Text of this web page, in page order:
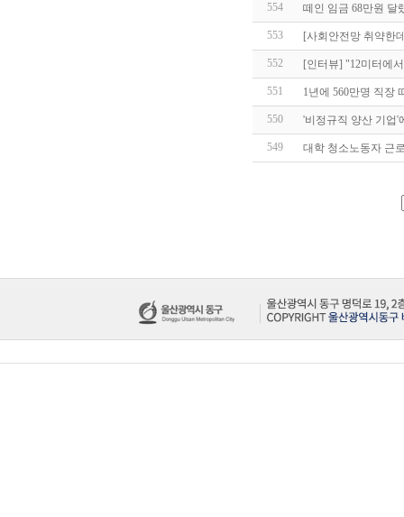
554 떼인 임금 68만원
553 [사회안전망 취약한
552 [인터뷰] "12미터에
551 1년에 560만명 직장
550 '비정규직 양산 기업
549 대학 청소노동자 근